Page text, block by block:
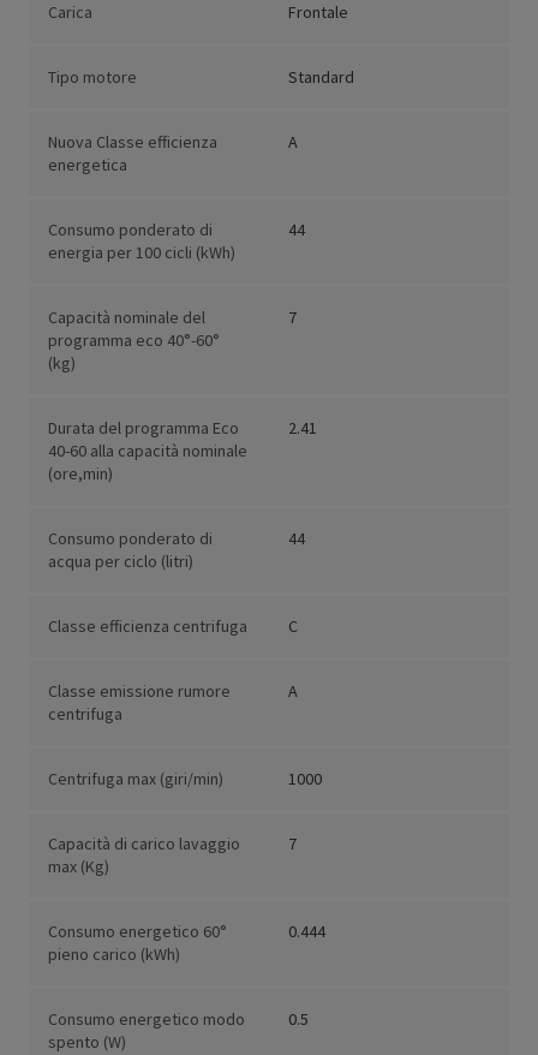
Carica Frontale
Tipo motore Standard
Nuova Classe efficienza
energetica
A
Consumo ponderato di
energia per 100 cicli (kWh)
44
Capacità nominale del
programma eco 40°-60°
(kg)
7
Durata del programma Eco
40-60 alla capacità nominale
(ore,min)
2.41
Consumo ponderato di
acqua per ciclo (litri)
44
Classe efficienza centrifuga C
Classe emissione rumore
centrifuga
A
Centrifuga max (giri/min) 1000
Capacità di carico lavaggio
max (Kg)
7
Consumo energetico 60°
pieno carico (kWh)
0.444
Consumo energetico modo
spento (W)
0.5